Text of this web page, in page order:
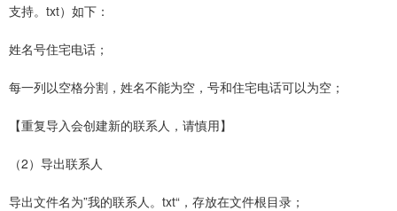
支持。txt）如下：
姓名号住宅电话；
每一列以空格分割，姓名不能为空，号和住宅电话可以为空；
【重复导入会创建新的联系人，请慎用】
（2）导出联系人
导出文件名为”我的联系人。txt“，存放在文件根目录；